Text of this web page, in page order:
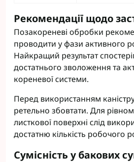
Рекомендації щодо
Позакореневі обробки
проводити у фази активного
Найкращий результат
достатнього зволоження та
кореневої системи.
Перед використанням
ретельно збовтати. Для
листкової поверхні слід
достатню кількість робочого
Сумісність у бакових